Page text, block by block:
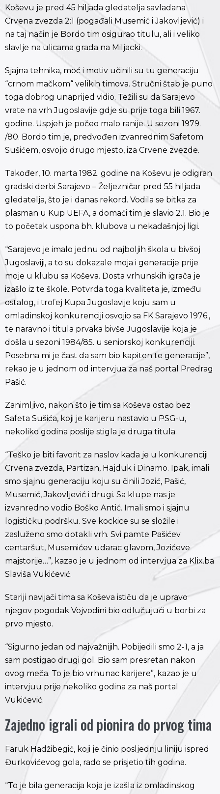
Koševu je pred 45 hiljada gledatelja savladana
Crvena zvezda 2:1 (pogađali Musemić i Jakovljević) i
na taj način je Bordo tim osigurao titulu, ali i veliko
slavlje na ulicama grada na Miljacki.
Sjajna tehnika, moć i motiv učinili su tu generaciju
“crnom mačkom“ velikih timova. Stručni štab je puno
toga dobrog unaprijed vidio. Težili su da Sarajevo
vrate na vrh Jugoslavije gdje su prije toga bili 1967.
godine. Uspjeh je počeo malo ranije. U sezoni 1979.
/80. Bordo tim je, predvođen izvanrednim Safetom
Sušićem, osvojio drugo mjesto, iza Crvene zvezde.
Također, 10. marta 1982. godine na Koševu je odigran
gradski derbi Sarajevo – Željezničar pred 55 hiljada
gledatelja, što je i danas rekord. Vodila se bitka za
plasman u Kup UEFA, a domaći tim je slavio 2.1. Bio je
to početak uspona bh. klubova u nekadašnjoj ligi.
“Sarajevo je imalo jednu od najboljih škola u bivšoj
Jugoslaviji, a to su dokazale moja i generacije prije
moje u klubu sa Koševa. Dosta vrhunskih igrača je
izašlo iz te škole. Potvrda toga kvaliteta je, između
ostalog, i trofej Kupa Jugoslavije koju sam u
omladinskoj konkurenciji osvojio sa FK Sarajevo 1976.,
te naravno i titula prvaka bivše Jugoslavije koja je
došla u sezoni 1984/85. u seniorskoj konkurenciji.
Posebna mi je čast da sam bio kapiten te generacije”,
rekao je u jednom od intervjua za naš portal Predrag
Pašić.
Zanimljivo, nakon što je tim sa Koševa ostao bez
Safeta Sušića, koji je karijeru nastavio u PSG-u,
nekoliko godina poslije stigla je druga titula.
“Teško je biti favorit za naslov kada je u konkurenciji
Crvena zvezda, Partizan, Hajduk i Dinamo. Ipak, imali
smo sjajnu generaciju koju su činili Jozić, Pašić,
Musemić, Jakovljević i drugi. Sa klupe nas je
izvanredno vodio Boško Antić. Imali smo i sjajnu
logističku podršku. Sve kockice su se složile i
zasluženo smo dotakli vrh. Svi pamte Pašićev
centaršut, Musemićev udarac glavom, Jozićeve
majstorije…”, kazao je u jednom od intervjua za Klix.ba
Slaviša Vukićević.
Stariji navijači tima sa Koševa ističu da je upravo
njegov pogodak Vojvodini bio odlučujući u borbi za
prvo mjesto.
“Sigurno jedan od najvažnijih. Pobijedili smo 2-1, a ja
sam postigao drugi gol. Bio sam presretan nakon
ovog meča. To je bio vrhunac karijere”, kazao je u
intervjuu prije nekoliko godina za naš portal
Vukićević.
Zajedno igrali od pionira do prvog tima
Faruk Hadžibegić, koji je činio posljednju liniju ispred
Đurkovićevog gola, rado se prisjetio tih godina.
“To je bila generacija koja je izašla iz omladinskog